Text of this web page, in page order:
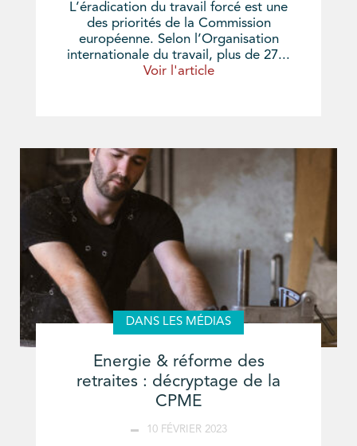
L’éradication du travail forcé est une
des priorités de la Commission
européenne. Selon l’Organisation
internationale du travail, plus de 27...
Voir l'article
DANS LES MÉDIAS
Energie & réforme des
retraites : décryptage de la
CPME
10 FÉVRIER 2023